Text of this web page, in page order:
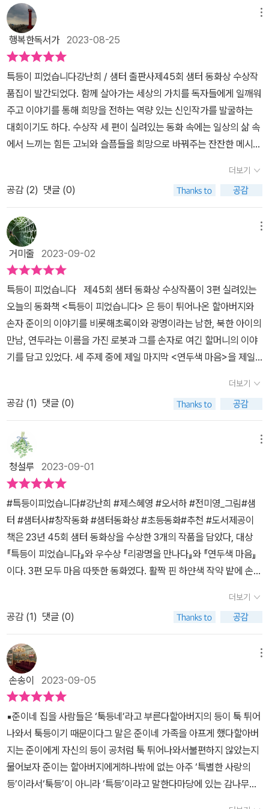
나온 등이 손자를 업어줄 때, 손자를 힘들게 할 것이라 생각하지만, 손
자에겐 할아버지의 등은 특별한 사랑의 공간이랍니다. 손자에게 할아
버지의 장애는 아무런 부끄러움도 되지 않고 오히려 할아버지만의 특
별함으로 다가오고 있답니다. 이런 모습이 참 귀하게 느껴집니다. 할
아버지와 손자의 사랑이 가득한 동화였습니다. 제스 혜영 작가의
「리광명을 만나다」는 남한의 소녀와 북한의 소년의 만남을 그려내고
있습니다. 해마다 의료봉사를 떠나 북한 땅으로 가는 아버지를 따라
가게 된 소녀는 그곳에서 북한 소년과 만나 다름의 간극에도 불과하
고 하나 되어가는 과정을 그려내는 잔잔한 이야기입니다. 그런데 생
각해보면 이 소녀는 남한에서도 어쩌면 차별의 대상이 되진 않았을까
생각해봅니다. 왜냐하면 몽골 아버지와 한국 어머니 사이의 다문화
과의 새로운 가족 이야기입니다. 독거노인 할머니의 새로운 손자가
되는 로봇 “연두”는 할머니의 손자가 되어서 다양한 마음들을 배워갑
니다. A.I. 로봇이 물론 여러 사전 정보가 입력되어 구매한 가정으로
향하게 되지만, 그곳에서 새로운 다양한 감정들을 새롭게 배워간다는
설정이 색다릅니다. 과연 “연두”는 할머니와 함께 살아가는 가운데
어떤 감정들을 배우게 될까요? 어쩌면 가까운 시일 안에 현실이 될
수 있는 동화 속 설정을 통해 가족이란 무엇인지를 생각해보게 됩니
다. 세 편 모두 뭔가 결핍되어 있거나 또는 다른 상황 속에서 서로를
향한 따스한 마음으로 채워지는 느낌을 받게 되는 동화들이었답니다.
견해에 의해 작성했습니다.]
행복한독서가2023-08-25
특등이 피었습니다강난희 / 샘터 출판사​​​제45회 샘터 동화상 수상작
품집이 발간되었다. 함께 살아가는 세상의 가치를 독자들에게 일깨워
주고 이야기를 통해 희망을 전하는 역량 있는 신인작가를 발굴하는
대회이기도 하다. 수상작 세 편이 실려있는 동화 속에는 일상의 삶 속
에서 느끼는 힘든 고뇌와 슬픔들을 희망으로 바꿔주는 잔잔한 메시지
었습니다-강난희꼭 한번은 쓰고 싶었던 자신의 이야기를 동화로 썼
다고 한다. 평범하게 글쓰기를 습관처럼 해왔고 전국여성 백일장을
통해 수상 경력을 쌓은 후 샘터 아동문학상을 수상한 어쩌면 글 쓰는
사람들의 로망을 그대로 실현한 분 같다. ​●리 광명을 만나다- 제스
혜영7년 동안 홈스쿨링을 하면서 동화와 사랑에 빠진 작가는 세 아이
의 엄마이며 현재 문예 창작과 학생이라고 한다. 꾸준하고 성실함으
로 앞으로도 글을 쓸 것임을 다짐한다. ​●연두색 마음- 오서하새롭고
낯선 존재를 어린이들에게 알리고 싶은 목표를 가진 작가는 아이들이
책을 통해 세상을 만나고 행복을 느끼는 모습이 가장 보람되다고 전
합니다. 이미 두 권의 책을 발간한 기성작가이기도 하다.간단한 책 이
야기대상을 수상한 『특등이 피었습니다』는 작가가 존경하던 할아버
지와의 추억에 대한 이야기이다. 몸이 불편하셨던 할아버지에게 어린
손자가 너무나 예쁜 마음과 말들로 애정을 표현하는 이야기들이 사랑
스럽기만 했다. 툭 튀어나온 등을 콤플렉스로 가진 할아버지께 툭등
바르게 느껴졌다. 감 꽃이 유달리 많이 떨어지는 이유도 이 책을 통해
처음 알게 되었다. 할아버지의 지극한 사랑과 불편한 몸으로도 손주
와 자식들을 사랑하는 마음이 드러나 예전에 돌아가신 나의 할아버지
에 대한 추억도 슬며시 건드려 주었다.『리광명을 만나다.』는 방학 동
안 몽골인 의사 아빠를 따라 북한을 방문하게 된 초록이의 이야기이
다. 아빠는 북한에서 무료 안과 진료와 백내장 수술 등으로 봉사를 하
고 계신다. 아빠가 진료하시는 동안 리광명이라는 북한 소년과 함께
초록이가 북한의 이곳저곳을 다니며 경험하고 시간을 보내는 동안의
이야기인데 아이들답게 티격태격하는 모습이 재미있었다. 한편으로
분이 소중한 느낌이었다.『연두색 마음』은 현재의 우리 모습을 그대로
보여주는 동화라 마음 한켠이 헛헛하기도 했다. 늘어가는 노인 독거
세대에 홀로 계시는 할머니께 ai인형 연두가 찾아온다. 학습이 가능한
로봇이라 간단한 대화, 청소, 요리 등 다양한 시중을 들어주고 친구처
럼 말 벗도 되어준다. 로봇이지만 사람처럼 음식도 먹을 수 있고 잠도
잘 수 있다. 할머니는 마치 친손주처럼 연두를 챙겨 주신다.마을회관
에서 알게된 한 할아버지의 진돗개 호야와 친해지면서 사람 사는 세
상을 조금씩 알아가는 연두의 일상에서 웃음이 났다. 나의 생각동화
는 동화다워야 한다. 샘터의 동화를 읽으며 내가 생각했던 동화의 기
준이 살짝 흔들렸다. 동화는 재미있어야 하기도 하지만 따뜻함이 전
해져야 한다는 것, 우리가 살아가는 삶 속에서 느끼는 고통과 절망을
다독여 주며 소중한 희망이 있다는 것으로 그 힒듬을 달래주는 것, 샘
더보기
공감 (2) 댓글 (0)
거미줄 2023-09-02
특등이 피었습니다 제45회 샘터 동화상 수상작품이 3편 실려있는
오늘의 동화책 <특등이 피었습니다> 은 등이 튀어나온 할아버지와
손자 준이의 이야기를 비롯해초록이와 광명이라는 남한, 북한 아이의
만남, 연두라는 이름을 가진 로봇과 그를 손자로 여긴 할머니의 이야
기를 담고 있었다. 세 주제 중에 제일 마지막 <연두색 마음>을 제일
지만 결코 비현실적인 이야기만은 아니었다. 할머니가 반품하겠다고
마음먹으면 다시 상자안으로 들어가 스스로 전원을 꺼야만 한다는 연
두의 독백이 새삼 슬퍼졌다. 웃음을 통해 전해지는 할머니의 행복한
마음을 입력하고 배우며 마음이 자라나는 연두. 웃음소리를 분석해
서로에게 맞장구 치는 웃음이라 ‘친밀감’이라고 입력하는 모습이 신
기했다. 진돗개 호야와 대화하면서 기분 나쁜 감정도 새로운 감정이
라 입력하긴 했으나 배우고 싶지 않았다는 솔직한 심정의 연두. 호야
말대로 할머니가 호야 할아버지랑 호야랑 함께 산다면 쓸모없어진 자
신을 반품할지도 모른다는 생각에 ‘마음에 빗물이 고이는 것처럼 슬
픔이 모여들었다’ 는 문장이 마치 로봇이 사람과 똑같아보여 이상하
고도 복잡했다. 빠르게 변하는 시대에 사는 우리의 미래가 이 동화책
의 내용과도 같을 것이라 예상되어 여러 가지 생각이 들었다. 앞서
장애를 가진 할아버지의 사랑과 편견 없이 광명이를 대하는 아이를
보면서 동화책에 담긴 결핍과 힘듦이 그 자체로만 여겨지는 것이 아
터 도서협찬을 받았고 본인의 주관적인 견해에 의해 작성하였습니다.
더보기
공감 (1) 댓글 (0)
청설루 2023-09-01
#특등이피었습니다#강난희 #제스혜영 #오서하 #전미영_그림#샘
터 #샘터사#창작동화 #샘터동화상 #초등동화#추천 #도서제공이
책은 23년 45회 샘터 동화상을 수상한 3개의 작품을 담았다, 대상
『특등이 피었습니다』와 우수상 『리광명을 만나다』와 『연두색 마음』
이다. 3편 모두 마음 따뜻한 동화였다. 활짝 핀 하얀색 작약 밭에 손자
표지 바탕에 초록 제목이 두 사람처럼 조화롭고 예쁘다.<특등이 피었
습니다.>툭 튀어나온 등을 가진 할아버지와 손자의 가슴 뭉클한 이야
기. 사랑하는 가족이라 상처받을까 봐 더 조심하며, 혹은 쑥스러워서
전하지 못했던 말들을 용기 내어하게 되면 서로가 서로를 치유할 수
있는 시간이 된다. 생각하는 마음은 결국 하나로 연결되는, 두 사람만
의 아름다운 이야기로 독자를 따뜻하게 만든다.● '할아버지는 '툭
등'이 아니라 '특등'이에요. 제게는 이 세상에 하나밖에 없는 아주 '특
별한 사랑의 등'이에요.'(15쪽)사람들은 할아버지의 등 때문에 '툭
등'라고 불렀지만 손자는 '특등'이라고 말한다. 어른보다도 더 생각이
깊고 예쁘다. 모음 'ㅜ'가 'ㅡ'로 바꿨을 뿐인데 전혀 다른 뜻의 단어가
되어 미소 짓게 했다. 오래오래 할아버지가 준이 곁에 함께 하길 바라
본다.<리광명을 만나다.>읽으면서 초록이 덕분에 빵 터졌다. 쌀쌀맞
고 시크해 보이지만 마음에는 정이 많은 아이다. 몽골 출신 안과 의사
더보기
공감 (1) 댓글 (0)
손송이 2023-09-05
▪️준이네 집을 사람들은 ‘툭등네’라고 부른다할아버지의 등이 툭 튀어
나와서 툭등이기 때문이다그 말은 준이네 가족을 아프게 했다할아버
지는 준이에게 자신의 등이 공처럼 툭 튀어나와서불편하지 않았는지
물어보자 준이는 할아버지에게하나밖에 없는 아주 ‘특별한 사랑의
등’이라서‘툭등’이 아니라 ‘특등’이라고 말한다마당에 있는 감나무에